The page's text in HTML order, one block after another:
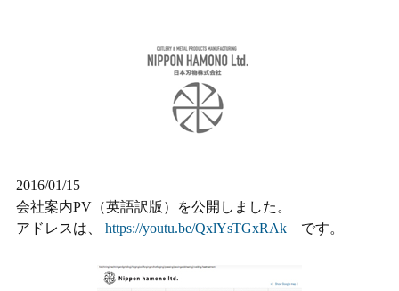
2016/01/15
会社案内PV（英語訳版）を公開しました。
アドレスは、 https://youtu.be/QxlYsTGxRAkです。